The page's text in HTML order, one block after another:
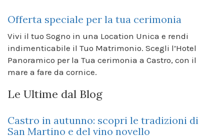
Offerta speciale per la tua cerimonia
Vivi il tuo Sogno in una Location Unica e rendi
indimenticabile il Tuo Matrimonio. Scegli l’Hotel
Panoramico per la Tua cerimonia a ‎Castro, con il
mare a fare da cornice.
Le Ultime dal Blog
Castro in autunno: scopri le tradizioni di
San Martino e del vino novello